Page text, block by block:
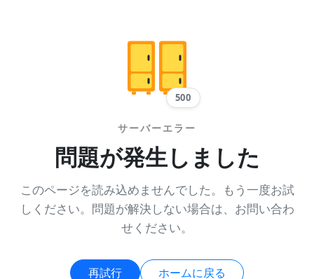
500
サーバーエラー
問題が発生しました
このページを読み込めませんでした。もう一度お試
しください。問題が解決しない場合は、お問い合わ
せください。
再試行 ホームに戻る